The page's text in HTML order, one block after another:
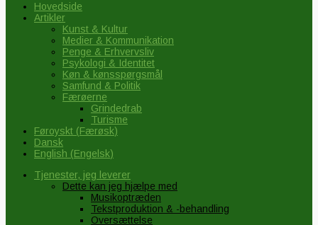
Hovedside
Artikler
Kunst & Kultur
Medier & Kommunikation
Penge & Erhvervsliv
Psykologi & Identitet
Køn & kønsspørgsmål
Samfund & Politik
Færøerne
Grindedrab
Turisme
Føroyskt (Færøsk)
Dansk
English (Engelsk)
Tjenester, jeg leverer
Dette kan jeg hjælpe med
Musikoptræden
Tekstproduktion & -behandling
Oversættelse